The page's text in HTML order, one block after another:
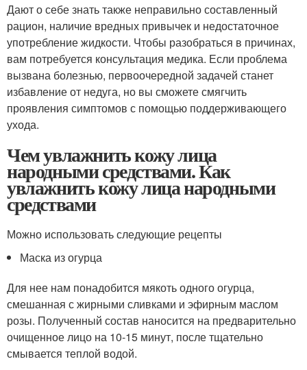
Дают о себе знать также неправильно составленный
рацион, наличие вредных привычек и недостаточное
употребление жидкости. Чтобы разобраться в причинах,
вам потребуется консультация медика. Если проблема
вызвана болезнью, первоочередной задачей станет
избавление от недуга, но вы сможете смягчить
проявления симптомов с помощью поддерживающего
ухода.
Чем увлажнить кожу лица
народными средствами. Как
увлажнить кожу лица народными
средствами
Можно использовать следующие рецепты
Маска из огурца
Для нее нам понадобится мякоть одного огурца,
смешанная с жирными сливками и эфирным маслом
розы. Полученный состав наносится на предварительно
очищенное лицо на 10-15 минут, после тщательно
смывается теплой водой.